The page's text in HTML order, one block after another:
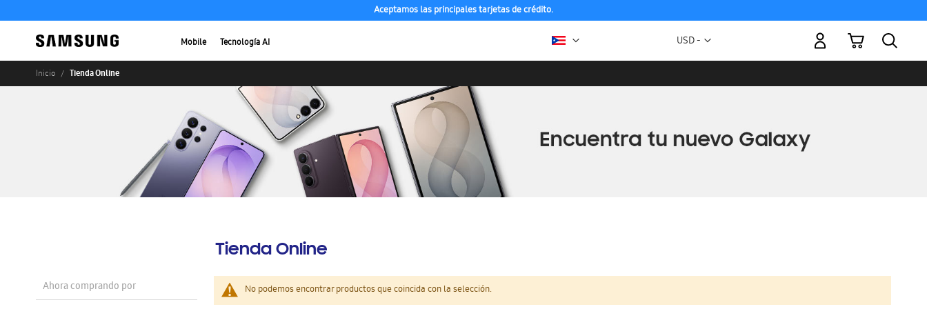
Aceptamos las principales tarjetas de crédito.
Mobile Tecnología AI Moneda
USD -
Mi carrito
Inicio Tienda Online
Tienda Online
No podemos encontrar productos que coincida con la selección.
Ahora comprando por